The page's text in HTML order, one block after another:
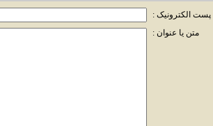
پست الکترونیک :
متن یا عنوان :